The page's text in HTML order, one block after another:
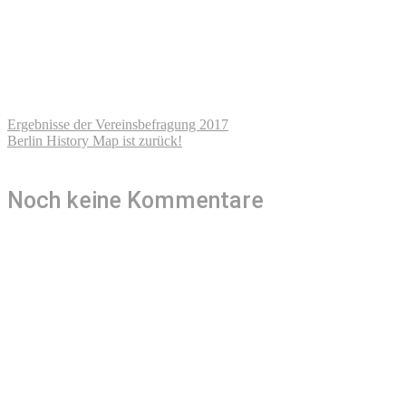
Ergebnisse der Vereinsbefragung 2017
Berlin History Map ist zurück!
Noch keine Kommentare